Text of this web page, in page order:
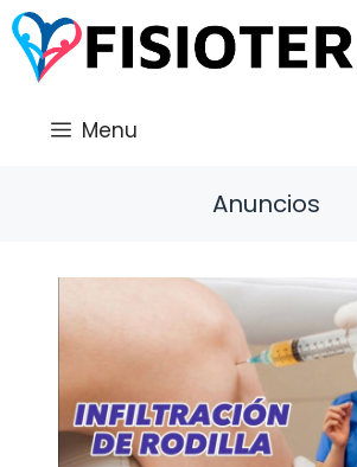
Saltar
al
contenido
Menu
Anuncios